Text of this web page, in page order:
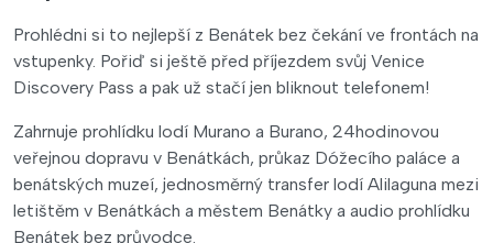
Prohlédni si to nejlepší z Benátek bez čekání ve frontách na
vstupenky. Pořiď si ještě před příjezdem svůj Venice
Discovery Pass a pak už stačí jen bliknout telefonem!
Zahrnuje prohlídku lodí Murano a Burano, 24hodinovou
veřejnou dopravu v Benátkách, průkaz Dóžecího paláce a
benátských muzeí, jednosměrný transfer lodí Alilaguna mezi
letištěm v Benátkách a městem Benátky a audio prohlídku
Benátek bez průvodce.